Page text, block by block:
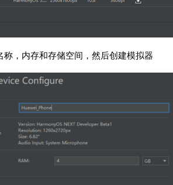
，内存和存储空间，然后创建模拟器